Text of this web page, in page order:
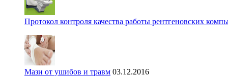
Протокол контроля качества работы рентгеновских
Мази от ушибов и травм 03.12.2016